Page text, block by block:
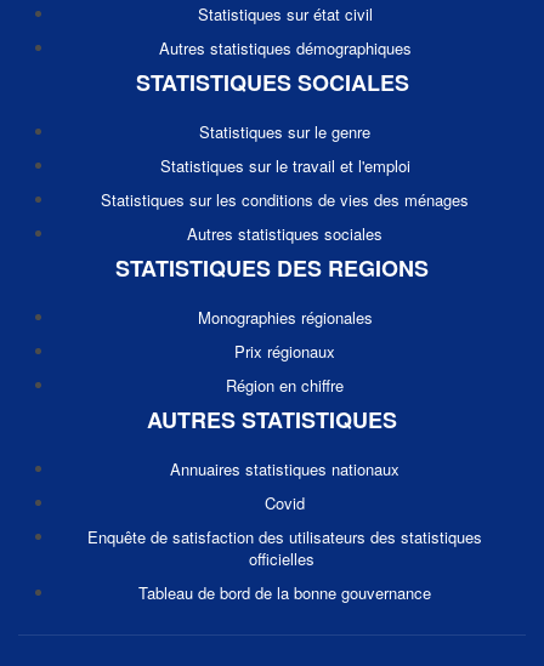
Statistiques sur état civil
Autres statistiques démographiques
STATISTIQUES SOCIALES
Statistiques sur le genre
Statistiques sur le travail et l'emploi
Statistiques sur les conditions de vies des ménages
Autres statistiques sociales
STATISTIQUES DES REGIONS
Monographies régionales
Prix régionaux
Région en chiffre
AUTRES STATISTIQUES
Annuaires statistiques nationaux
Covid
Enquête de satisfaction des utilisateurs des statistiques
officielles
Tableau de bord de la bonne gouvernance